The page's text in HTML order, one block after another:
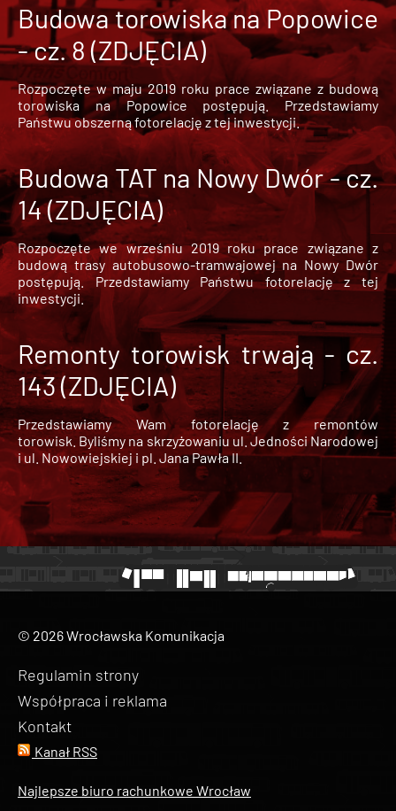
Budowa torowiska na Popowice
- cz. 8 (ZDJĘCIA)
Rozpoczęte w maju 2019 roku prace związane z budową
torowiska na Popowice
postępują. Przedstawiamy
Państwu obszerną fotorelację z tej inwestycji.
Budowa TAT na Nowy Dwór - cz.
14 (ZDJĘCIA)
Rozpoczęte we wrześniu 2019 roku prace związane z
budową trasy autobusowo-tramwajowej na Nowy Dwór
postępują. Przedstawiamy Państwu fotorelację z tej
inwestycji.
Remonty torowisk trwają - cz.
143 (ZDJĘCIA)
Przedstawiamy Wam fotorelację z remontów
torowisk. Byliśmy na skrzyżowaniu ul. Jedności Narodowej
i ul. Nowowiejskiej i pl. Jana Pawła II.
© 2026 Wrocławska Komunikacja
Regulamin strony
Współpraca i reklama
Kontakt
Kanał RSS
Najlepsze biuro rachunkowe Wrocław